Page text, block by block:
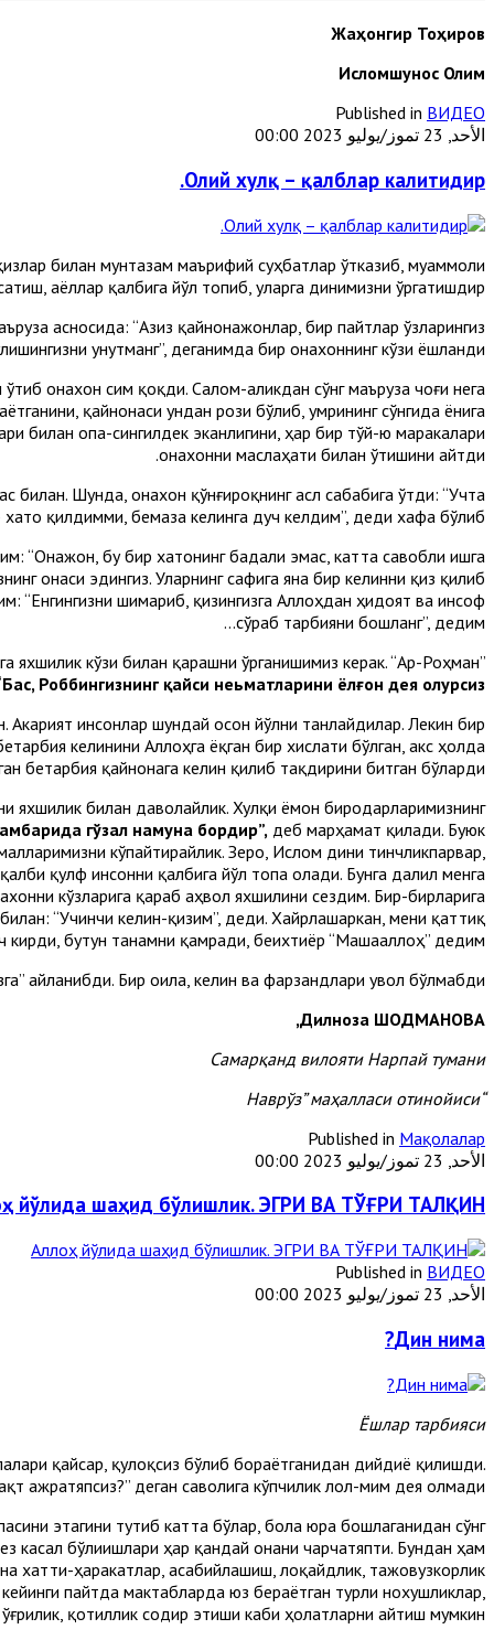
Жаҳонгир Тоҳиров
Исломшунос Олим
Published in ВИДЕО
الأحد, 23 تموز/يوليو 2023 00:00
Олий хулқ – қалблар калитидир.
билан мунтазам маърифий суҳбатлар ўтказиб, муаммоли
аёллар қалбига йўл топиб, уларга динимизни ўргатишдир.
асносида: “Азиз қайнонажонлар, бир пайтлар ўзларингиз
унутманг”, деганимда бир онахоннинг кўзи ёшланди.
онахон сим қоқди. Салом-аликдан сўнг маъруза чоғи нега
қайнонаси ундан рози бўлиб, умрининг сўнгида ёнига
билан опа-сингилдек эканлигини, ҳар бир тўй-ю маракалари
онахонни маслаҳати билан ўтишини айтди.
билан. Шунда, онахон қўнғироқнинг асл сабабига ўтди: “Учта
қилдимми, бемаза келинга дуч келдим”, деди хафа бўлиб.
“Онажон, бу бир хатонинг бадали эмас, катта савобли ишга
онаси эдингиз. Уларнинг сафига яна бир келинни қиз қилиб
“Енгингизни шимариб, қизингизга Аллоҳдан ҳидоят ва инсоф
сўраб тарбияни бошланг”, дедим...
яхшилик кўзи билан қарашни ўрганишимиз керак. “Ар-Роҳман”
Роббингизнинг қайси неьматларини ёлғон дея олурсиз?!”
инсонлар шундай осон йўлни танлайдилар. Лекин бир
келинини Аллоҳга ёқган бир хислати бўлган, акс ҳолда
бетарбия қайнонага келин қилиб тақдирини битган бўларди.
яхшилик билан даволайлик. Хулқи ёмон биродарларимизнинг
гўзал намуна бордир”, деб марҳамат қилади. Буюк
кўпайтирайлик. Зеро, Ислом дини тинчликпарвар,
қулф инсонни қалбига йўл топа олади. Бунга далил менга
кўзларига қараб аҳвол яхшилини сездим. Бир-бирларига
“Учинчи келин-қизим”, деди. Хайрлашаркан, мени қаттиқ
кирди, бутун танамни қамради, беихтиёр “Машааллоҳ” дедим.
айланибди. Бир оила, келин ва фарзандлари увол бўлмабди.
Дилноза ШОДМАНОВА,
Самарқанд вилояти Нарпай тумани
“Наврўз” маҳалласи отинойиси
Published in Мақолалар
الأحد, 23 تموز/يوليو 2023 00:00
йўлида шаҳид бўлишлик. ЭГРИ ВА ТЎҒРИ ТАЛҚИН
Published in ВИДЕО
الأحد, 23 تموز/يوليو 2023 00:00
Дин нима?
Ёшлар тарбияси
қайсар, қулоқсиз бўлиб бораётганидан дийдиё қилишди.
ажратяпсиз?” деган саволига кўпчилик лол-мим дея олмади.
этагини тутиб катта бўлар, бола юра бошлаганидан сўнг
касал бўлиишлари ҳар қандай онани чарчатяпти. Бундан ҳам
хатти-ҳаракатлар, асабийлашиш, лоқайдлик, тажовузкорлик
пайтда мактабларда юз бераётган турли нохушликлар,
қотиллик содир этиши каби ҳолатларни айтиш мумкин.